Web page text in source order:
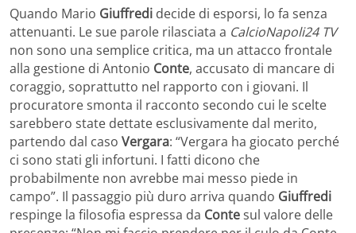
Quando Mario Giuffredi decide di esporsi, lo fa senza
attenuanti. Le sue parole rilasciata a CalcioNapoli24 TV
non sono una semplice critica, ma un attacco frontale
alla gestione di Antonio Conte, accusato di mancare di
coraggio, soprattutto nel rapporto con i giovani. Il
procuratore smonta il racconto secondo cui le scelte
sarebbero state dettate esclusivamente dal merito,
partendo dal caso Vergara: “Vergara ha giocato perché
ci sono stati gli infortuni. I fatti dicono che
probabilmente non avrebbe mai messo piede in
campo”. Il passaggio più duro arriva quando Giuffredi
respinge la filosofia espressa da Contesul valore delle